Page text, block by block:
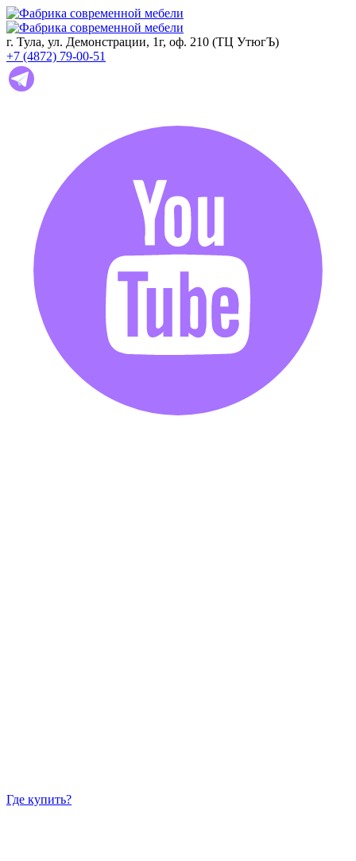
г. Тула, ул. Демонстрации, 1г, оф. 210 (ТЦ УтюгЪ)
+7 (4872) 79-00-51
Где купить?